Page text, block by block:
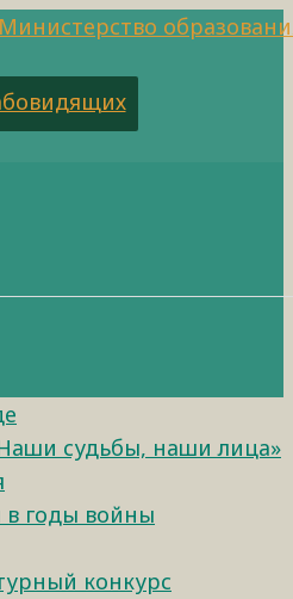
Министерство
судьбы, наши лица»
в годы войны
конкурс